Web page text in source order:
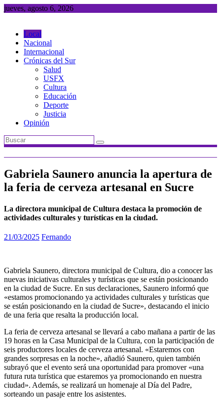
Saltar
jueves, agosto 6, 2026
Local
Nacional
Internacional
Crónicas del Sur
Salud
USFX
Cultura
Educación
Deporte
Justicia
Opinión
Gabriela Saunero anuncia la apertura de
la feria de cerveza artesanal en Sucre
La directora municipal de Cultura destaca la promoción de
actividades culturales y turísticas en la ciudad.
21/03/2025 Fernando
Gabriela Saunero, directora municipal de Cultura, dio a conocer las
nuevas iniciativas culturales y turísticas que se están posicionando
en la ciudad de Sucre. En sus declaraciones, Saunero informó que
«estamos promocionando ya actividades culturales y turísticas que
se están posicionando en la ciudad de Sucre», destacando el inicio
de una feria que resalta la producción local.
La feria de cerveza artesanal se llevará a cabo mañana a partir de las
19 horas en la Casa Municipal de la Cultura, con la participación de
seis productores locales de cerveza artesanal. «Estaremos con
grandes sorpresas en la noche», añadió Saunero, quien también
subrayó que el evento será una oportunidad para promover «una
futura ruta turística que estaremos ya promocionando en nuestra
ciudad». Además, se realizará un homenaje al Día del Padre,
sorteando un pasaje entre los asistentes.